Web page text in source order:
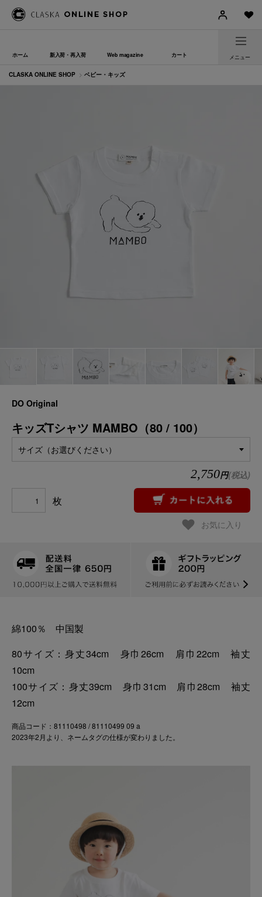
ホーム 新入荷・再入荷 Web magazine カート メニュー
CLASKA ONLINE SHOP > ベビー・キッズ
DO Original
キッズTシャツ MAMBO（80 / 100）
サイズ（お選びください）
2,750円(税込)
枚
お気に入り
綿100％ 中国製
80サイズ：身丈34cm 身巾26cm 肩巾22cm 袖丈
10cm
100サイズ：身丈39cm 身巾31cm 肩巾28cm 袖丈
12cm
商品コード：81110498 / 81110499 09 a
2023年2月より、ネームタグの仕様が変わりました。